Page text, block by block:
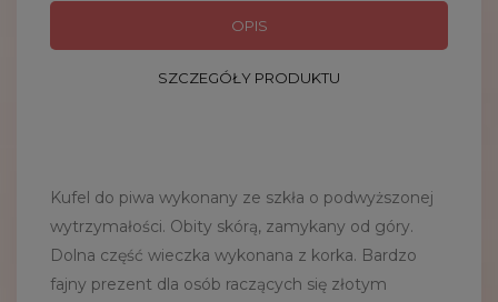
OPIS
SZCZEGÓŁY PRODUKTU
Kufel do piwa wykonany ze szkła o podwyższonej
wytrzymałości. Obity skórą, zamykany od góry.
Dolna część wieczka wykonana z korka. Bardzo
fajny prezent dla osób raczących się złotym